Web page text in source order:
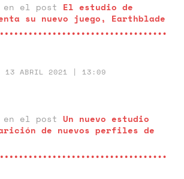
en el post El estudio de
su nuevo juego, Earthblade
13 ABRIL 2021 | 13:09
en el post Un nuevo estudio
de nuevos perfiles de